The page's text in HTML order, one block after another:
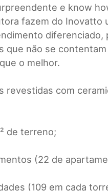
e know
fazem do Inovatto
diferenciado,
que não se
o melhor.
revestidas com
de terreno;
(22 de
(109 em cada